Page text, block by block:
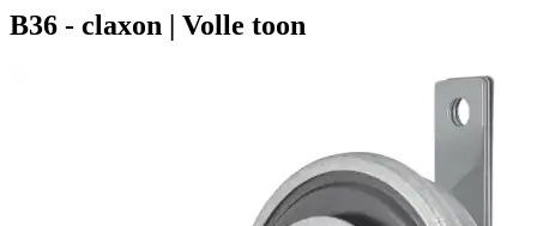
B36 - claxon | Volle toon